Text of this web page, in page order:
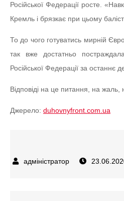
Російської Федерації росте.
Кремль і брязкає при цьому
То до чого готуватись мирній
так вже достатньо
Російської Федерації за останнє
Відповіді на це питання, на жаль,
Джерело: duhovnyfront.com.ua